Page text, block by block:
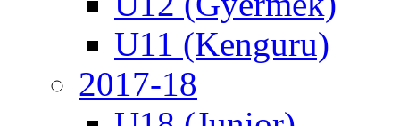
U11 (Kenguru)
2017-18